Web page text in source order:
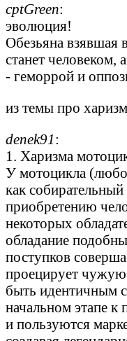
cptGreen:
эволюция!
Обезьяна взявшая
станет человеком,
- геморрой и
из темы про
denek91:
1. Харизма
У мотоцикла
как
приобретению
некоторых
обладание
поступков
проецирует чужую
быть идентичным
начальном этапе
и пользуются